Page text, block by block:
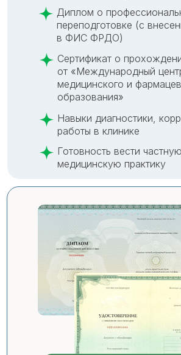
Диплом о
переподготовке (с
в ФИС ФРДО)
Сертификат о
от «Международный
медицинского и
образования»
Навыки диагностики,
работы в клинике
Готовность вести
медицинскую практику